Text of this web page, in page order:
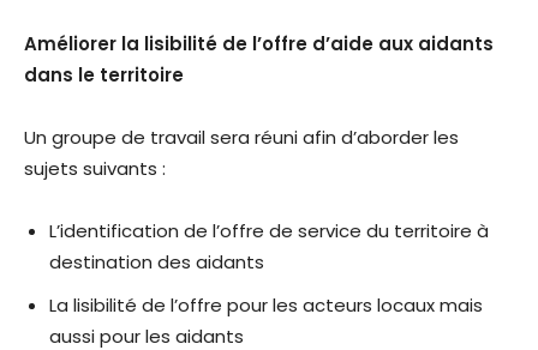
Améliorer la lisibilité de l’offre d’aide aux aidants
dans le territoire
Un groupe de travail sera réuni afin d’aborder les
sujets suivants :
L’identification de l’offre de service du territoire à
destination des aidants
La lisibilité de l’offre pour les acteurs locaux mais
aussi pour les aidants